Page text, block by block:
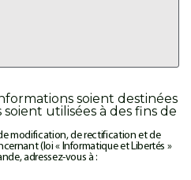
soient destinées
utilisées à des fins de
modification, de rectification et de
(loi « Informatique et Libertés »
adressez-vous à :